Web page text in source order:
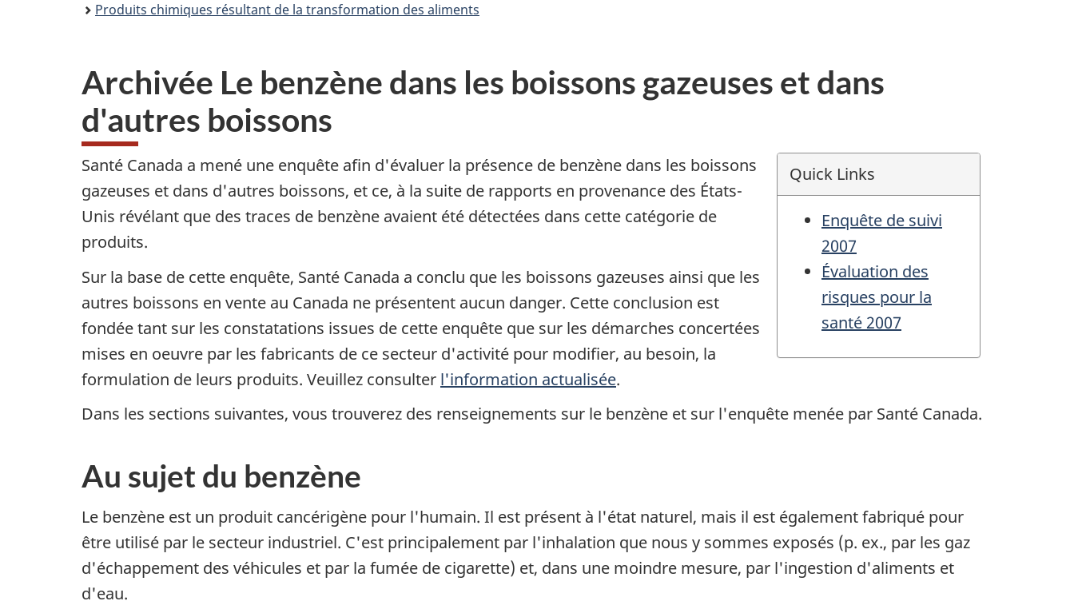
Produits chimiques résultant de la transformation des aliments
Archivée Le benzène dans les boissons gazeuses et dans
d'autres boissons
Quick Links
Enquête de suivi
2007
Évaluation des
risques pour la
santé 2007
Santé Canada a mené une enquête afin d'évaluer la présence de benzène dans les boissons
gazeuses et dans d'autres boissons, et ce, à la suite de rapports en provenance des États-
Unis révélant que des traces de benzène avaient été détectées dans cette catégorie de
produits.
Sur la base de cette enquête, Santé Canada a conclu que les boissons gazeuses ainsi que les
autres boissons en vente au Canada ne présentent aucun danger. Cette conclusion est
fondée tant sur les constatations issues de cette enquête que sur les démarches concertées
mises en oeuvre par les fabricants de ce secteur d'activité pour modifier, au besoin, la
formulation de leurs produits. Veuillez consulter l'information actualisée.
Dans les sections suivantes, vous trouverez des renseignements sur le benzène et sur l'enquête menée par Santé Canada.
Au sujet du benzène
Le benzène est un produit cancérigène pour l'humain. Il est présent à l'état naturel, mais il est également fabriqué pour
être utilisé par le secteur industriel. C'est principalement par l'inhalation que nous y sommes exposés (p. ex., par les gaz
d'échappement des véhicules et par la fumée de cigarette) et, dans une moindre mesure, par l'ingestion d'aliments et
d'eau.